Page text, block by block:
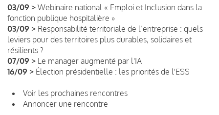
03/09 > Webinaire national « Emploi et Inclusion dans la
fonction publique hospitalière »
03/09 > Responsabilité territoriale de l’entreprise : quels
leviers pour des territoires plus durables, solidaires et
résilients ?
07/09 > Le manager augmenté par l'IA
16/09 > Élection présidentielle : les priorités de l'ESS
Voir les prochaines rencontres
Annoncer une rencontre